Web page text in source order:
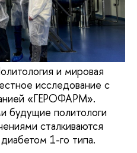
и мировая
исследование с
«ГЕРОФАРМ».
будущие политологи
сталкиваются
1-го типа.